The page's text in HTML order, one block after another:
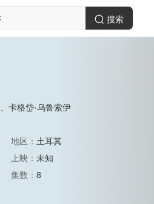
搜索
卡格岱·乌鲁索伊
地区： 土耳其
上映： 未知
集数： 8